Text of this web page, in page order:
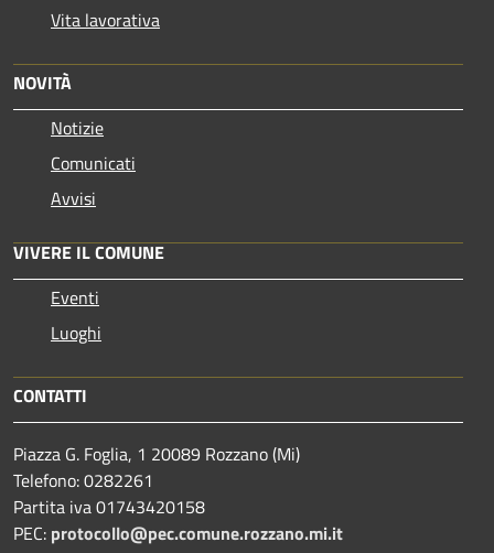
Vita lavorativa
NOVITÀ
Notizie
Comunicati
Avvisi
VIVERE IL COMUNE
Eventi
Luoghi
CONTATTI
Piazza G. Foglia, 1 20089 Rozzano (Mi)
Telefono: 0282261
Partita iva 01743420158
PEC: protocollo@pec.comune.rozzano.mi.it